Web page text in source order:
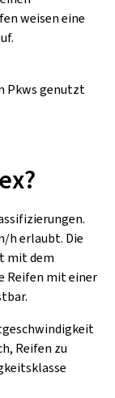
weisen eine
Pkws genutzt
h erlaubt. Die
mit dem
Reifen mit einer
Reifen zu